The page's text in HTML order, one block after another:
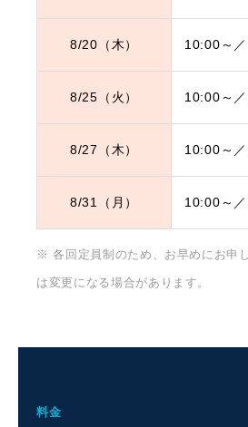
8/20（木） 10:00～
8/25（火） 10:00～
8/27（木） 10:00～
8/31（月） 10:00～
※ 各回定員制のため、お早めにお申
は変更になる場合があります。
料金